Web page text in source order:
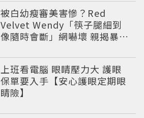
被白幼瘦審美害慘？Red
Velvet Wendy「筷子腿細到
像隨時會斷」網嚇壞 親揭暴瘦
上班看電腦 眼睛壓力大 護眼
保單要入手【安心護眼定期眼
睛險】